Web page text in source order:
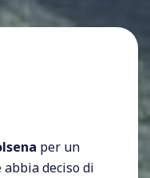
per un
abbia deciso di